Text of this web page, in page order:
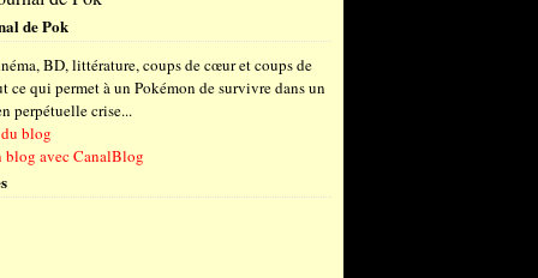
de Pok
BD, littérature, coups de cœur et coups de
ce qui permet à un Pokémon de survivre dans un
perpétuelle crise...
blog
blog avec CanalBlog